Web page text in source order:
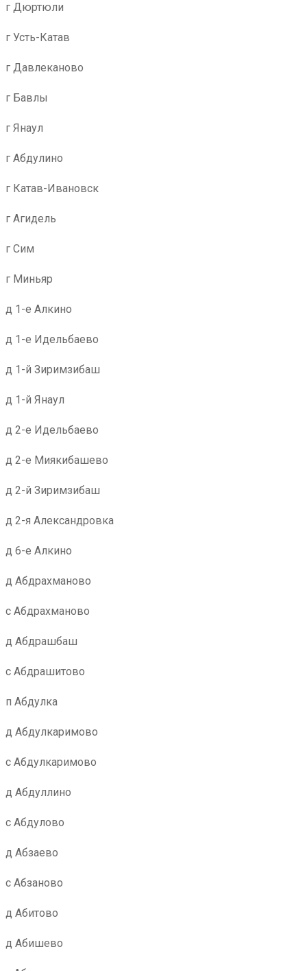
г Дюртюли
г Усть-Катав
г Давлеканово
г Бавлы
г Янаул
г Абдулино
г Катав-Ивановск
г Агидель
г Сим
г Миньяр
д 1-е Алкино
д 1-е Идельбаево
д 1-й Зиримзибаш
д 1-й Янаул
д 2-е Идельбаево
д 2-е Миякибашево
д 2-й Зиримзибаш
д 2-я Александровка
д 6-е Алкино
д Абдрахманово
с Абдрахманово
д Абдрашбаш
с Абдрашитово
п Абдулка
д Абдулкаримово
с Абдулкаримово
д Абдуллино
с Абдулово
д Абзаево
с Абзаново
д Абитово
д Абишево